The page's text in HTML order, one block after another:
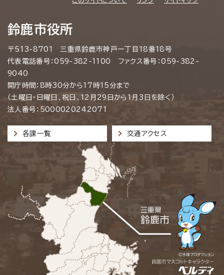
鈴鹿市役所
〒513-8701 三重県鈴鹿市神戸一丁目18番18号
代表電話番号：059-382-1100 ファクス番号：059-382-
9040
開庁時間：8時30分から17時15分まで
（土曜日・日曜日、祝日、12月29日から1月3日を除く）
法人番号：5000020242071
各課一覧 交通アクセス